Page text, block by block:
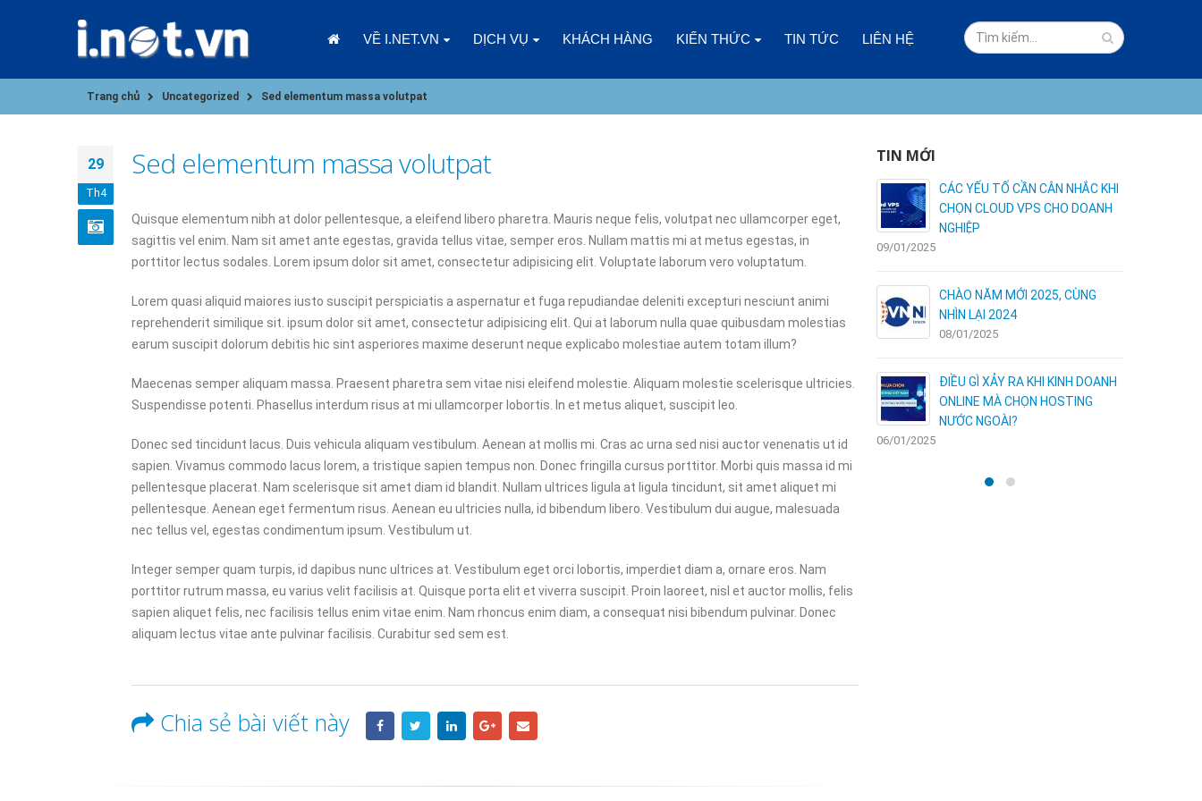
VỀ I.NET.VN DỊCH VỤ KHÁCH HÀNG KIẾN THỨC TIN TỨC LIÊN HỆ
Trang chủ Uncategorized Sed elementum massa volutpat
29
Th4
Sed elementum massa volutpat
Quisque elementum nibh at dolor pellentesque, a eleifend libero pharetra. Mauris neque felis, volutpat nec ullamcorper eget,
sagittis vel enim. Nam sit amet ante egestas, gravida tellus vitae, semper eros. Nullam mattis mi at metus egestas, in
porttitor lectus sodales. Lorem ipsum dolor sit amet, consectetur adipisicing elit. Voluptate laborum vero voluptatum.
Lorem quasi aliquid maiores iusto suscipit perspiciatis a aspernatur et fuga repudiandae deleniti excepturi nesciunt animi
reprehenderit similique sit. ipsum dolor sit amet, consectetur adipisicing elit. Qui at laborum nulla quae quibusdam molestias
earum suscipit dolorum debitis hic sint asperiores maxime deserunt neque explicabo molestiae autem totam illum?
Maecenas semper aliquam massa. Praesent pharetra sem vitae nisi eleifend molestie. Aliquam molestie scelerisque ultricies.
Suspendisse potenti. Phasellus interdum risus at mi ullamcorper lobortis. In et metus aliquet, suscipit leo.
Donec sed tincidunt lacus. Duis vehicula aliquam vestibulum. Aenean at mollis mi. Cras ac urna sed nisi auctor venenatis ut id
sapien. Vivamus commodo lacus lorem, a tristique sapien tempus non. Donec fringilla cursus porttitor. Morbi quis massa id mi
pellentesque placerat. Nam scelerisque sit amet diam id blandit. Nullam ultrices ligula at ligula tincidunt, sit amet aliquet mi
pellentesque. Aenean eget fermentum risus. Aenean eu ultricies nulla, id bibendum libero. Vestibulum dui augue, malesuada
nec tellus vel, egestas condimentum ipsum. Vestibulum ut.
Integer semper quam turpis, id dapibus nunc ultrices at. Vestibulum eget orci lobortis, imperdiet diam a, ornare eros. Nam
porttitor rutrum massa, eu varius velit facilisis at. Quisque porta elit et viverra suscipit. Proin laoreet, nisl et auctor mollis, felis
sapien aliquet felis, nec facilisis tellus enim vitae enim. Nam rhoncus enim diam, a consequat nisi bibendum pulvinar. Donec
aliquam lectus vitae ante pulvinar facilisis. Curabitur sed sem est.
Chia sẻ bài viết này
TIN MỚI
NGHIỆP
09/01/2025
CHÀO NĂM MỚI 2025, CÙNG
ĐIỀU GÌ XẢY RA KHI KINH DOANH
ONLINE MÀ CHỌN HOSTING
06/01/2025
KHÁC
03/01/2025
DOANH NGHIỆP NHỎ NÊN DÙNG
GÓI SSL NÀO?
02/01/2025
ĐĂNG KÝ HOSTING ESC – NHẬN
ƯU ĐÃI GIẢM 30%: CƠ HỘI VÀNG
30/12/2024
CÁC YẾU TỐ CẦN CÂN NHẮC KHI
CHỌN CLOUD VPS CHO DOANH
NGHIỆP
09/01/2025
CHÀO NĂM MỚI 2025, CÙNG
NHÌN LẠI 2024
08/01/2025
ĐIỀU GÌ XẢY RA KHI KINH DOANH
ONLINE MÀ CHỌN HOSTING
NƯỚC NGOÀI?
06/01/2025